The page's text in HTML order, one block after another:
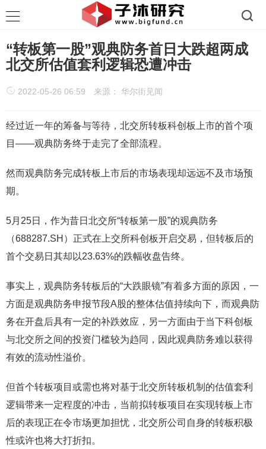
“转板第一股”观典防务首日大跌超两成
北交所估值套利逻辑恐遭冲击
2022-05-26 06:59 来源： 华尔街见闻
经过近一年的筹备与等待，北交所转板科创板上市的首个项
目——观典防务终于走完了全部流程。
然而观典防务完成转板上市后的市场表现却远远不及市场预
期。
5月25日，作为昔日北交所“转板第一股”的观典防务
（688287.SH）正式在上交所科创板开启交易，但转板后的
首个交易日其却以23.63%的跌幅收盘告终。
事实上，观典防务转板后的“大跌眼镜”有着多方面的原因，一
方面是观典防务申报节段A股的整体估值持续向下，而观典防
务在开盘后具有一定的补跌效应，另一方面由于当下科创板
与北交所之间的投资门槛较为趋同，因此观典防务难以获得
有效的流动性溢价。
但首个转板项目或需也将对基于北交所转板机制的估值套利
逻辑带来一定程度的冲击，当前拟转板项目在实现转板上市
后的表现正在令市场更加担忧，北交所公司自身的转板积极
性或许也将大打折扣。